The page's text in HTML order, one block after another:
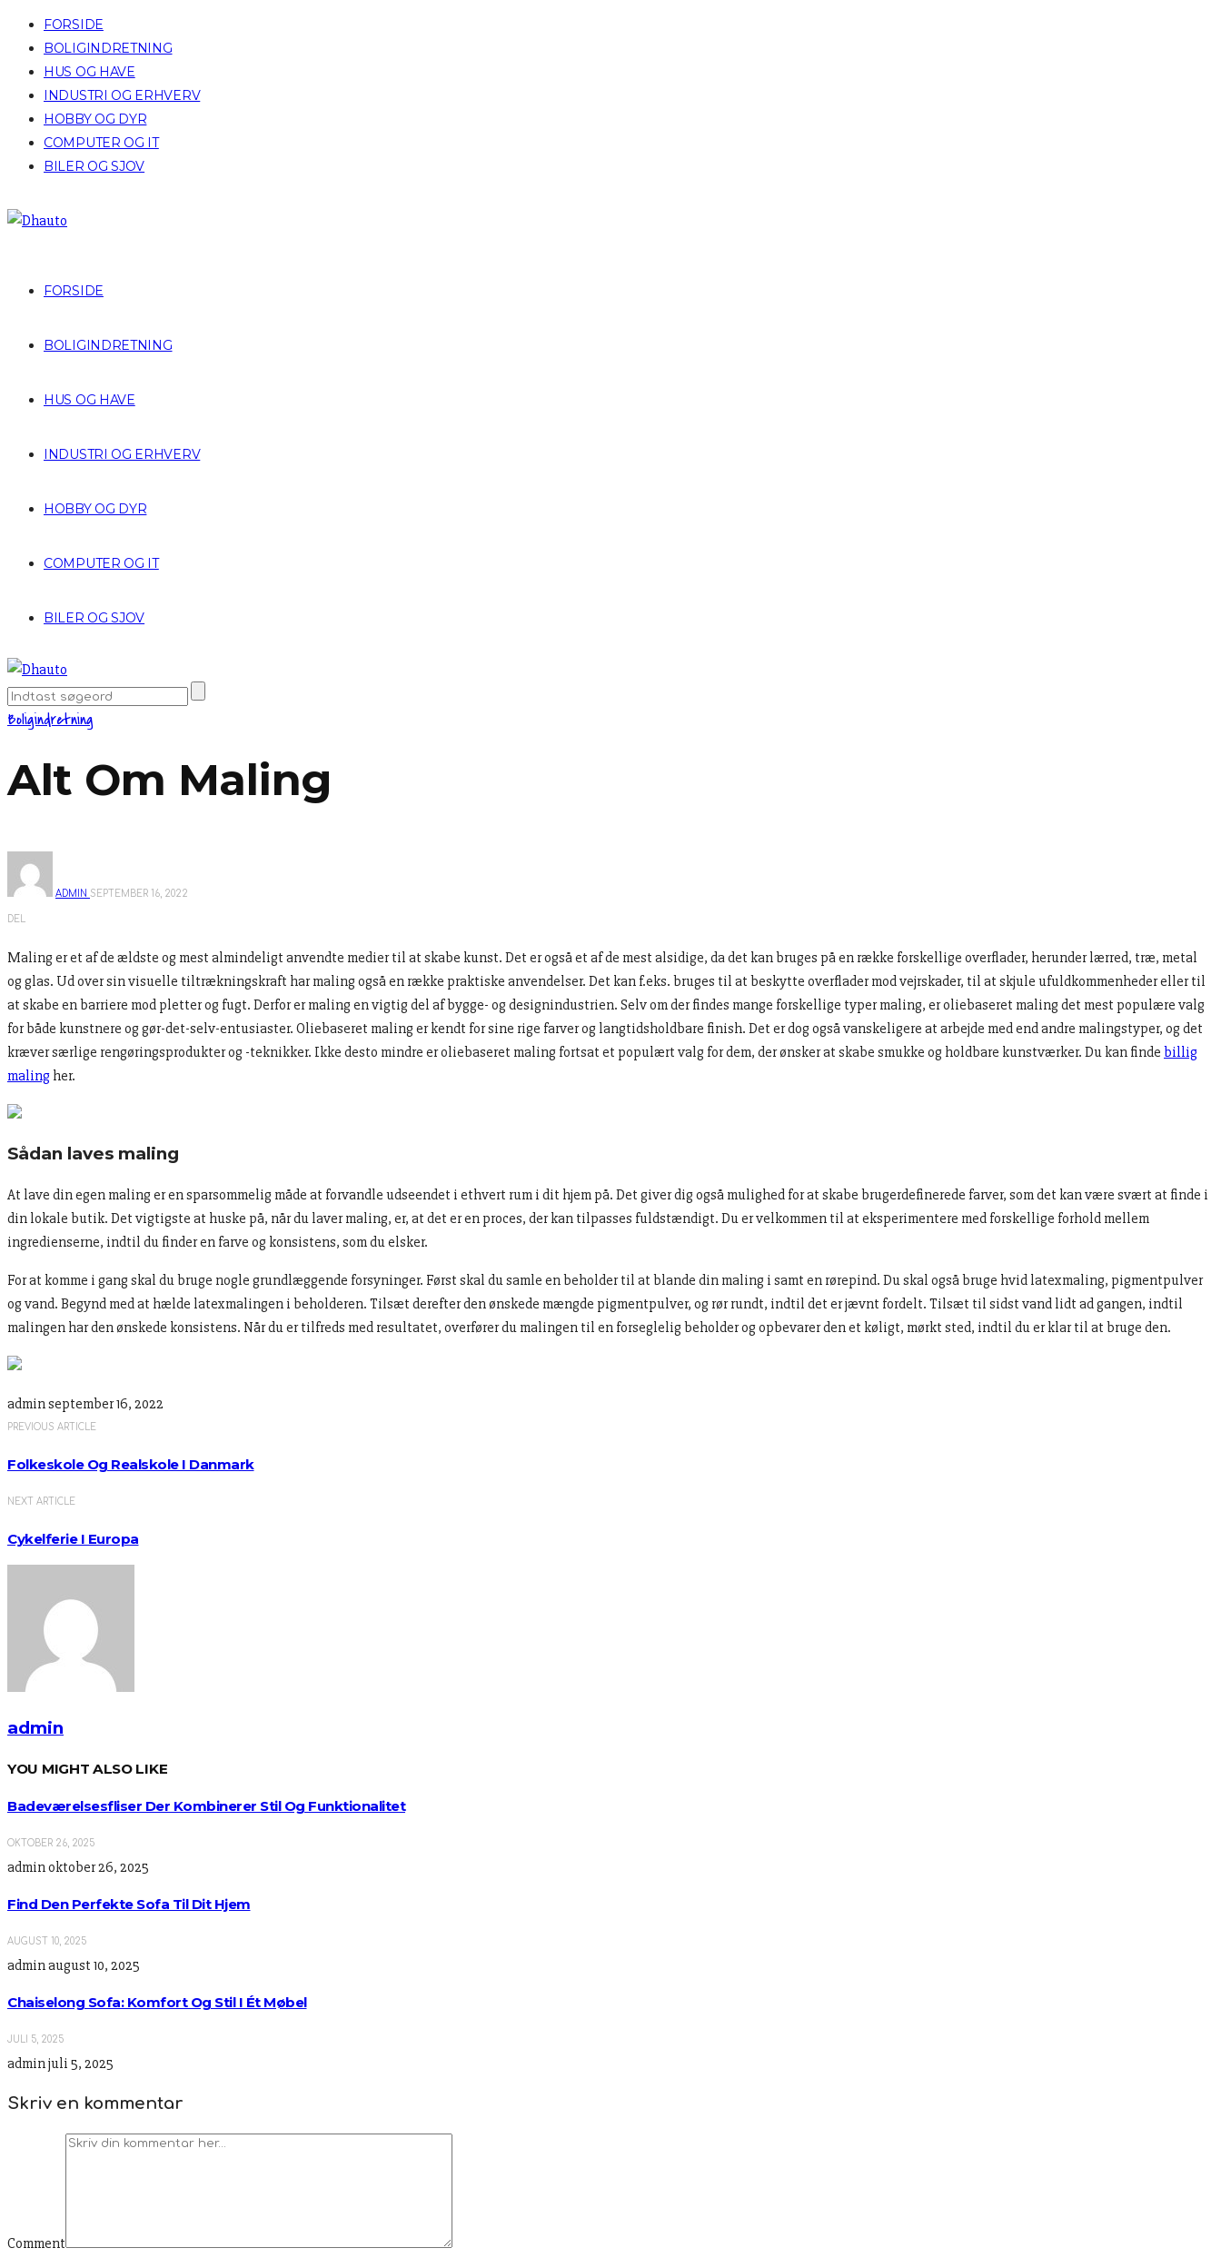
FORSIDE
BOLIGINDRETNING
HUS OG HAVE
INDUSTRI OG ERHVERV
HOBBY OG DYR
COMPUTER OG IT
BILER OG SJOV
FORSIDE
BOLIGINDRETNING
HUS OG HAVE
INDUSTRI OG ERHVERV
HOBBY OG DYR
COMPUTER OG IT
BILER OG SJOV
Boligindretning
Alt Om Maling
ADMIN SEPTEMBER 16, 2022
DEL
Maling er et af de ældste og mest almindeligt anvendte medier til at skabe kunst. Det er også et af de mest alsidige, da det kan bruges på en række forskellige overflader, herunder lærred, træ, metal
og glas. Ud over sin visuelle tiltrækningskraft har maling også en række praktiske anvendelser. Det kan f.eks. bruges til at beskytte overflader mod vejrskader, til at skjule ufuldkommenheder eller til
at skabe en barriere mod pletter og fugt. Derfor er maling en vigtig del af bygge- og designindustrien. Selv om der findes mange forskellige typer maling, er oliebaseret maling det mest populære valg
for både kunstnere og gør-det-selv-entusiaster. Oliebaseret maling er kendt for sine rige farver og langtidsholdbare finish. Det er dog også vanskeligere at arbejde med end andre malingstyper, og det
kræver særlige rengøringsprodukter og -teknikker. Ikke desto mindre er oliebaseret maling fortsat et populært valg for dem, der ønsker at skabe smukke og holdbare kunstværker. Du kan finde billig
maling her.
Sådan laves maling
At lave din egen maling er en sparsommelig måde at forvandle udseendet i ethvert rum i dit hjem på. Det giver dig også mulighed for at skabe brugerdefinerede farver, som det kan være svært at finde i
din lokale butik. Det vigtigste at huske på, når du laver maling, er, at det er en proces, der kan tilpasses fuldstændigt. Du er velkommen til at eksperimentere med forskellige forhold mellem
ingredienserne, indtil du finder en farve og konsistens, som du elsker.
For at komme i gang skal du bruge nogle grundlæggende forsyninger. Først skal du samle en beholder til at blande din maling i samt en rørepind. Du skal også bruge hvid latexmaling, pigmentpulver
og vand. Begynd med at hælde latexmalingen i beholderen. Tilsæt derefter den ønskede mængde pigmentpulver, og rør rundt, indtil det er jævnt fordelt. Tilsæt til sidst vand lidt ad gangen, indtil
malingen har den ønskede konsistens. Når du er tilfreds med resultatet, overfører du malingen til en forseglelig beholder og opbevarer den et køligt, mørkt sted, indtil du er klar til at bruge den.
adminseptember 16, 2022
PREVIOUS ARTICLE
Folkeskole Og Realskole I Danmark
NEXT ARTICLE
Cykelferie I Europa
admin
YOU MIGHT ALSO LIKE
Badeværelsesfliser Der Kombinerer Stil Og Funktionalitet
OKTOBER 26, 2025
adminoktober 26, 2025
Find Den Perfekte Sofa Til Dit Hjem
AUGUST 10, 2025
adminaugust 10, 2025
Chaiselong Sofa: Komfort Og Stil I Ét Møbel
JULI 5, 2025
adminjuli 5, 2025
Skriv en kommentar
Comment